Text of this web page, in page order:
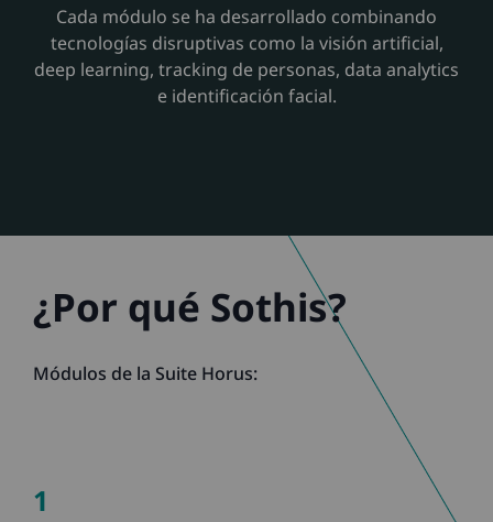
Cada módulo se ha desarrollado combinando
tecnologías disruptivas como la visión artificial,
deep learning, tracking de personas, data analytics
e identificación facial.
¿Por qué Sothis?
Módulos de la Suite Horus:
1